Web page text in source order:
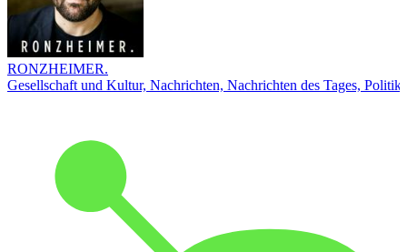
RONZHEIMER.
Gesellschaft und Kultur, Nachrichten, Nachrichten des Tages, Politik